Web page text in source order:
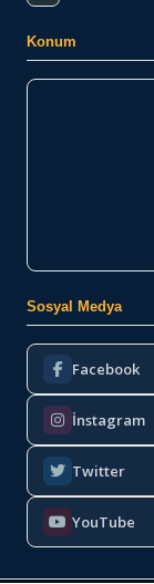
Konum
Sosyal Medya
Facebook
İnstagram
Twitter
YouTube